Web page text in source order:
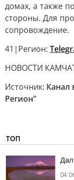
домах, а также
стороны. Для
сопровождение.
41|Регион:
НОВОСТИ
Источник: Канал
Регион"
ТОП